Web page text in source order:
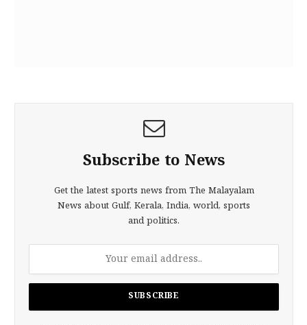
Subscribe to News
Get the latest sports news from The Malayalam
News about Gulf, Kerala, India, world, sports
and politics.